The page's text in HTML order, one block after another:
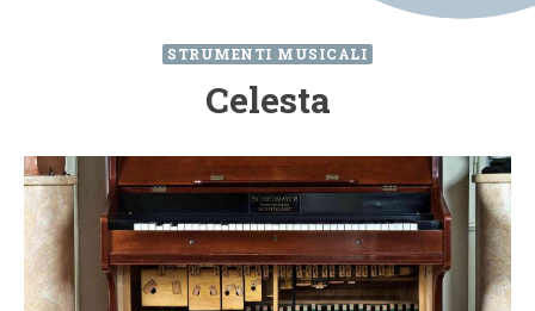
STRUMENTI MUSICALI
Celesta